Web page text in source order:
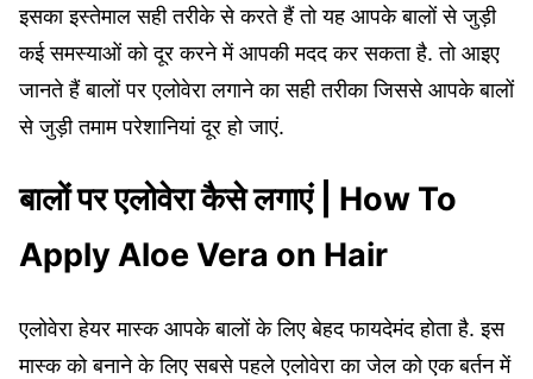
इसका इस्तेमाल सही तरीके से करते हैं तो यह आपके बालों से जुड़ी
कई समस्याओं को दूर करने में आपकी मदद कर सकता है. तो आइए
जानते हैं बालों पर एलोवेरा लगाने का सही तरीका जिससे आपके बालों
से जुड़ी तमाम परेशानियां दूर हो जाएं.
बालों पर एलोवेरा कैसे लगाएं | How To
Apply Aloe Vera on Hair
एलोवेरा हेयर मास्क आपके बालों के लिए बेहद फायदेमंद होता है. इस
मास्क को बनाने के लिए सबसे पहले एलोवेरा का जेल को एक बर्तन में